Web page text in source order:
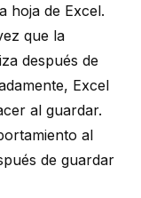
hoja de Excel.
que la
después de
Excel
al guardar.
al
de guardar